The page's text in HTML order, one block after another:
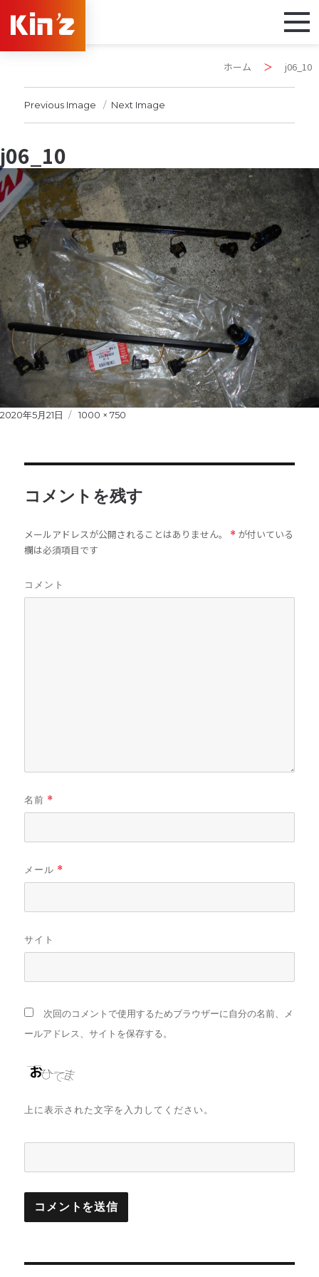
ホーム ＞ j06_10
Previous Image Next Image
j06_10
Posted
2020年5月21日
Full
1000 × 750
コメントを残す
メールアドレスが公開されることはありません。 * が付いている
欄は必須項目です
コメント
名前 *
メール *
サイト
次回のコメントで使用するためブラウザーに自分の名前、メ
ールアドレス、サイトを保存する。
上に表示された文字を入力してください。